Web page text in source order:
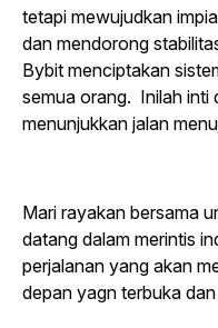
tetapi mewujudkan
dan mendorong
Bybit menciptakan
semua orang. Inilah inti
menunjukkan jalan
Mari rayakan bersama
datang dalam merintis
perjalanan yang akan
depan yagn terbuka dan